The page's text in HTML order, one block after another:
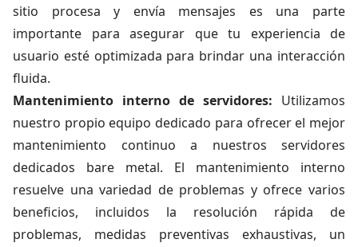
sitio procesa y envía mensajes es una parte
importante para asegurar que tu experiencia de
usuario esté optimizada para brindar una interacción
fluida.
Mantenimiento interno de servidores: Utilizamos
nuestro propio equipo dedicado para ofrecer el mejor
mantenimiento continuo a nuestros servidores
dedicados bare metal. El mantenimiento interno
resuelve una variedad de problemas y ofrece varios
beneficios, incluidos la resolución rápida de
problemas, medidas preventivas exhaustivas, un